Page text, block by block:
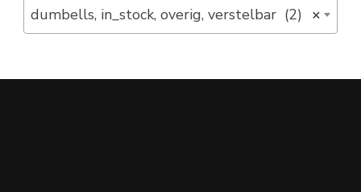
×
dumbells, in_stock, overig, verstelbar (2)